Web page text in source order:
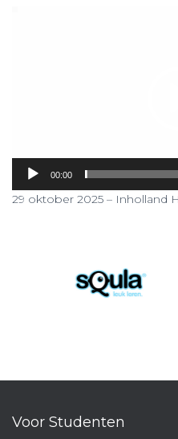
00:00
29 oktober 2025 – Inholland
Voor Studenten